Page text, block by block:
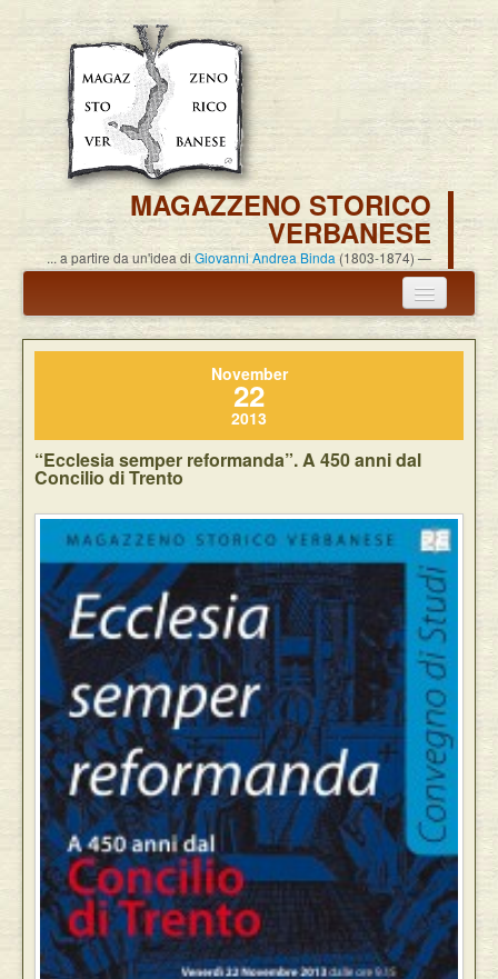
MAGAZZENO STORICO
VERBANESE
... a partire da un'idea di Giovanni Andrea Binda (1803-1874)
Annuncio termine attività
Carlo Alessandro Pisoni
Pubblicazioni
Eventi
November
22
2013
“Ecclesia semper reformanda”. A 450 anni dal
Concilio di Trento